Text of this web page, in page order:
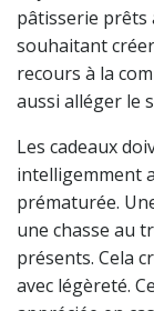
pâtisserie prêts
souhaitant
recours à la
aussi alléger le
Les cadeaux
intelligemment
prématurée.
une chasse au
présents. Cela
avec légèreté.